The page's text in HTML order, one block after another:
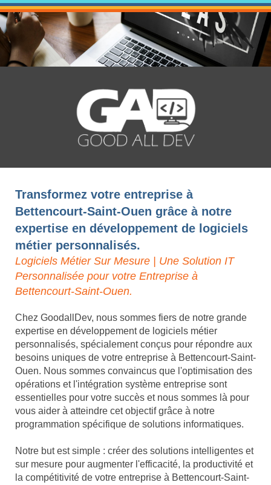
Transformez votre entreprise à
Bettencourt-Saint-Ouen grâce à notre
expertise en développement de logiciels
métier personnalisés.
Logiciels Métier Sur Mesure | Une Solution IT
Personnalisée pour votre Entreprise à
Bettencourt-Saint-Ouen.
Chez GoodallDev, nous sommes fiers de notre grande
expertise en développement de logiciels métier
personnalisés, spécialement conçus pour répondre aux
besoins uniques de votre entreprise à Bettencourt-Saint-
Ouen. Nous sommes convaincus que l'optimisation des
opérations et l'intégration système entreprise sont
essentielles pour votre succès et nous sommes là pour
vous aider à atteindre cet objectif grâce à notre
programmation spécifique de solutions informatiques.
Notre but est simple : créer des solutions intelligentes et
sur mesure pour augmenter l'efficacité, la productivité et
la compétitivité de votre entreprise à Bettencourt-Saint-